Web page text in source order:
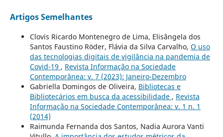
Artigos Semelhantes
Clovis Ricardo Montenegro de Lima, Elisângela dos
Santos Faustino Röder, Flávia da Silva Carvalho, O uso
das tecnologias digitais de vigilância na pandemia de
Covid-19 , Revista Informação na Sociedade
Contemporânea: v. 7 (2023): Janeiro-Dezembro
Gabriella Domingos de Oliveira, Bibliotecas e
Bibliotecários em busca da acessibilidade , Revista
Informação na Sociedade Contemporânea: v. 1 n. 1
(2014)
Raimunda Fernanda dos Santos, Nadia Aurora Vanti